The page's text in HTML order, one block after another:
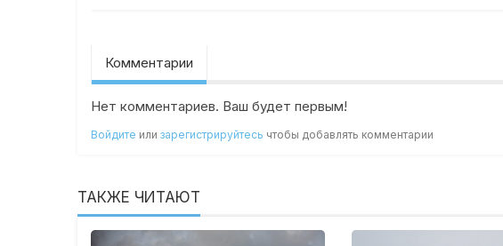
Комментарии
Нет комментариев. Ваш будет первым!
Войдите илизарегистрируйтесь чтобы добавлять комментарии
ТАКЖЕ ЧИТАЮТ